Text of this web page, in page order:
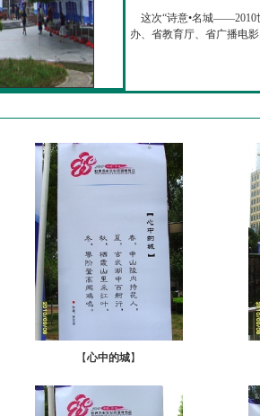
这次“诗意•名城——2010
办、省教育厅、省广播电
【心中的城】